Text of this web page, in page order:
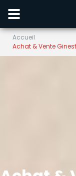
Accueil
Achat & Vente